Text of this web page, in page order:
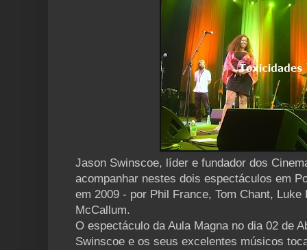
Jason Swinscoe, líder e fundador dos
acompanhar nestes dois espectáculos em
em 2009 - por Phil France, Tom Chant,
McCallum.
O espectáculo da Aula Magna no dia 02 de
Swinscoe e os seus excelentes músicos